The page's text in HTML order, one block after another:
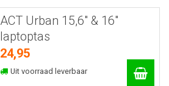
ACT Urban 15,6" & 16"
laptoptas
24,95
Uit voorraad leverbaar